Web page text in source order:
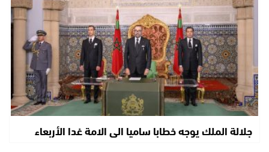
جلالة الملك يوجه خطابا ساميا الى الامة غدا الأربعاء